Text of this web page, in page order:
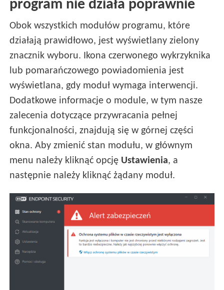
program nie działa poprawnie
Obok wszystkich modułów programu, które
działają prawidłowo, jest wyświetlany zielony
znacznik wyboru. Ikona czerwonego wykrzyknika
lub pomarańczowego powiadomienia jest
wyświetlana, gdy moduł wymaga interwencji.
Dodatkowe informacje o module, w tym nasze
zalecenia dotyczące przywracania pełnej
funkcjonalności, znajdują się w górnej części
okna. Aby zmienić stan modułu, w głównym
menu należy kliknąć opcję Ustawienia, a
następnie należy kliknąć żądany moduł.